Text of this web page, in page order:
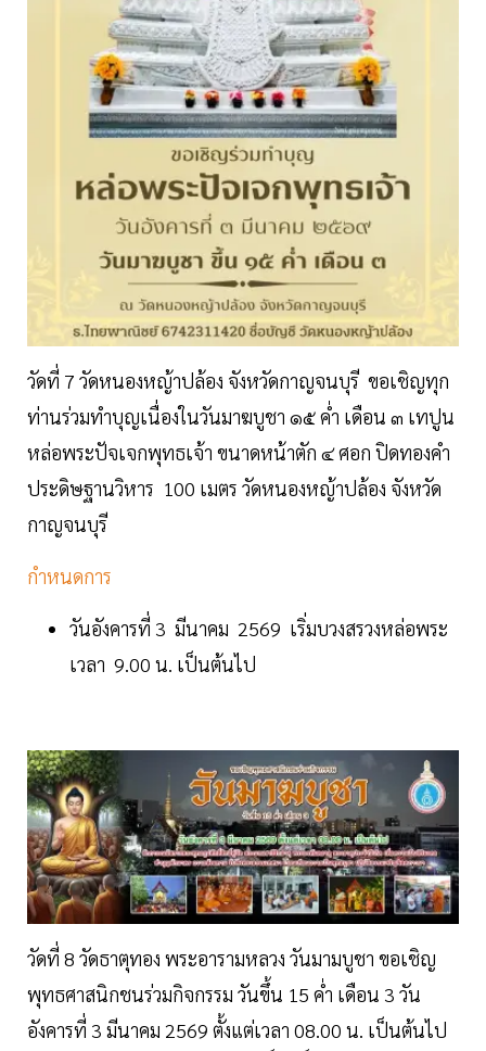
วัดที่ 7 วัดหนองหญ้าปล้อง จังหวัดกาญจนบุรี ขอเชิญทุก
ท่านร่วมทำบุญเนื่องในวันมาฆบูชา ๑๕ ค่ำ เดือน ๓ เทปูน
หล่อพระปัจเจกพุทธเจ้า ขนาดหน้าตัก ๔ ศอก ปิดทองคำ
ประดิษฐานวิหาร 100 เมตร วัดหนองหญ้าปล้อง จังหวัด
กาญจนบุรี
กำหนดการ
วันอังคารที่ 3 มีนาคม 2569 เริ่มบวงสรวงหล่อพระ
เวลา 9.00 น. เป็นต้นไป
วัดที่ 8 วัดธาตุทอง พระอารามหลวง วันมามบูชา ขอเชิญ
พุทธศาสนิกชนร่วมกิจกรรม วันขึ้น 15 ค่ำ เดือน 3 วัน
อังคารที่ 3 มีนาคม 2569 ตั้งแต่เวลา 08.00 น. เป็นต้นไป